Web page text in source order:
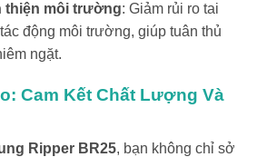
thiện môi trường: Giảm rủi ro tai
động môi trường, giúp tuân thủ
ngặt.
Cam Kết Chất Lượng Và
Ripper BR25, bạn không chỉ sở